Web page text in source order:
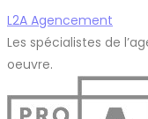
L2A Agencement
Les spécialistes de
oeuvre.